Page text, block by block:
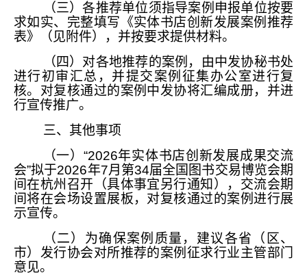
（三）各推荐单位须指导案例申报单位按要
求如实、完整填写《实体书店创新发展案例推荐
表》（见附件），并按要求提供材料。
（四）对各地推荐的案例，由中发协秘书处
进行初审汇总，并提交案例征集办公室进行复
核。对复核通过的案例中发协将汇编成册，并进
行宣传推广。
三、其他事项
（一）“2026年实体书店创新发展成果交流
会”拟于2026年7月第34届全国图书交易博览会期
间在杭州召开（具体事宜另行通知），交流会期
间将在会场设置展板，对复核通过的案例进行展
示宣传。
（二）为确保案例质量，建议各省（区、
市）发行协会对所推荐的案例征求行业主管部门
意见。